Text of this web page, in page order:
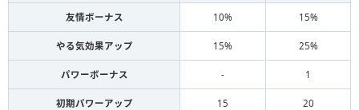
友情ボーナス 10% 15%
やる気効果アップ 15% 25%
パワーボーナス - 1
初期パワーアップ 15 20